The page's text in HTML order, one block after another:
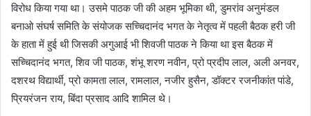
विरोध किया गया था। उसमे पाठक जी की अहम भूमिका थी, डुमरांव अनुमंडल
बनाओ संघर्ष समिति के संयोजक सच्चिदानंद भगत के नेतृत्व में पहली बैठक हरी जी
के हाता में हुई थी जिसकी अगुआई भी शिवजी पाठक ने किया था इस बैठक में
सच्चिदानंद भगत, शिव जी पाठक, शंभू शरण नवीन, प्रो प्रदीप लाल, अली अनवर,
दशरथ विद्यार्थी, प्रो कामता लाल, रामलाल, नजीर हुसैन, डॉक्टर रजनीकांत पांडे,
प्रियरंजन राय, बिंदा प्रसाद आदि शामिल थे।